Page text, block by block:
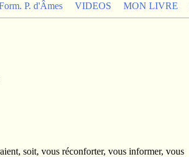
P. d'Âmes VIDEOS MON LIVRE
soit, vous réconforter, vous informer, vous